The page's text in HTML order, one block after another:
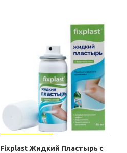
Fixplast Жидкий Пластырь с